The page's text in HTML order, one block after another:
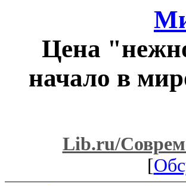
Цена
начало в
Lib.ru/
[